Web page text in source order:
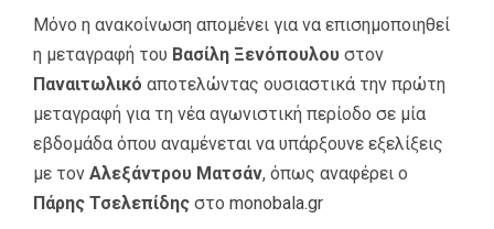
Μόνο η ανακοίνωση απομένει για να επισημοποιηθεί
η μεταγραφή του Βασίλη Ξενόπουλου στον
Παναιτωλικό αποτελώντας ουσιαστικά την πρώτη
μεταγραφή για τη νέα αγωνιστική περίοδο σε μία
εβδομάδα όπου αναμένεται να υπάρξουνε εξελίξεις
με τον Αλεξάντρου Ματσάν, όπως αναφέρει ο
Πάρης Τσελεπίδης στο monobala.gr